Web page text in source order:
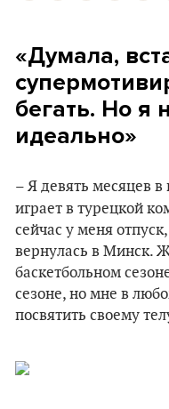
«Думала,
бегать. Но я
идеально»
– Я девять месяцев
играет в турецкой
сейчас у меня
вернулась в Минск.
баскетбольном
сезоне, но мне в
посвятить своему